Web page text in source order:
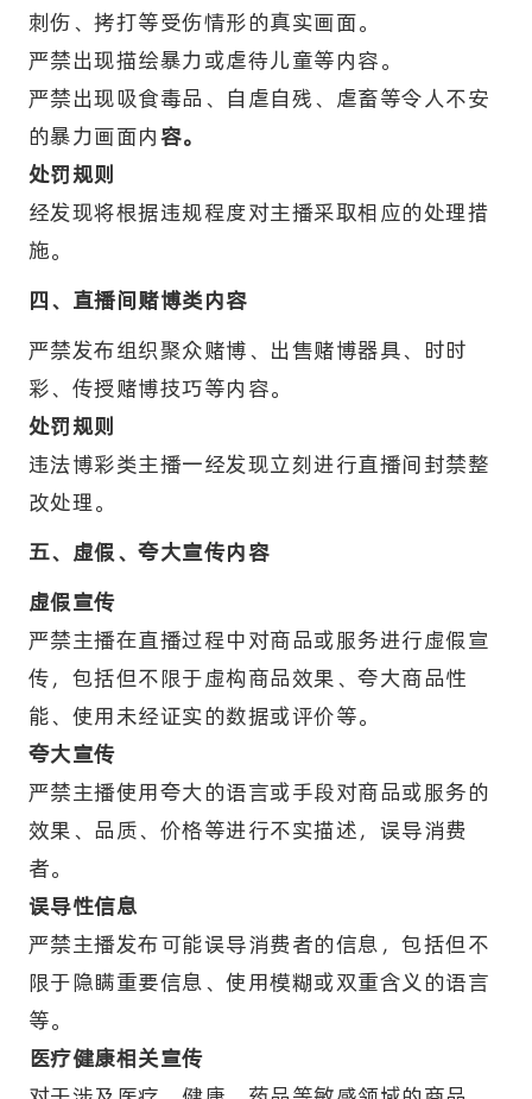
刺伤、拷打等受伤情形的真实画面。
严禁出现描绘暴力或虐待儿童等内容。
严禁出现吸食毒品、自虐自残、虐畜等令人不安
的暴力画面内容。
处罚规则
经发现将根据违规程度对主播采取相应的处理措
施。
四、直播间赌博类内容
严禁发布组织聚众赌博、出售赌博器具、时时
彩、传授赌博技巧等内容。
处罚规则
违法博彩类主播一经发现立刻进行直播间封禁整
改处理。
五、虚假、夸大宣传内容
虚假宣传
严禁主播在直播过程中对商品或服务进行虚假宣
传，包括但不限于虚构商品效果、夸大商品性
能、使用未经证实的数据或评价等。
夸大宣传
严禁主播使用夸大的语言或手段对商品或服务的
效果、品质、价格等进行不实描述，误导消费
者。
误导性信息
严禁主播发布可能误导消费者的信息，包括但不
限于隐瞒重要信息、使用模糊或双重含义的语言
等。
医疗健康相关宣传